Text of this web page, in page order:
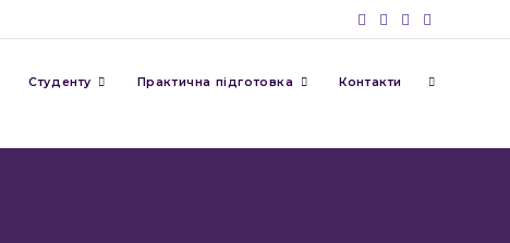
Студенту Практична підготовка Контакти